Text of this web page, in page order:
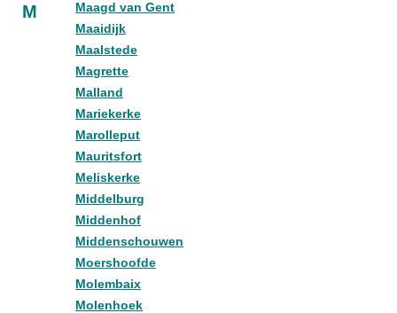
M
Maagd van Gent
Maaidijk
Maalstede
Magrette
Malland
Mariekerke
Marolleput
Mauritsfort
Meliskerke
Middelburg
Middenhof
Middenschouwen
Moershoofde
Molembaix
Molenhoek